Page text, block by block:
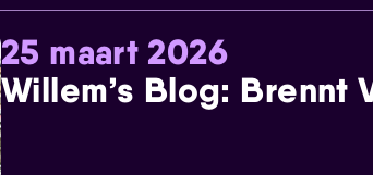
25 maart 2026
Willem’s Blog: Brennt